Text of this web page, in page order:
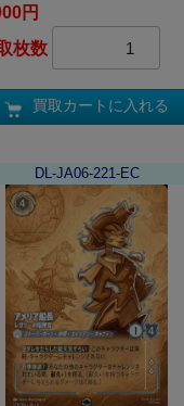
円
枚数
買取カートに入れる
DL-JA06-221-EC